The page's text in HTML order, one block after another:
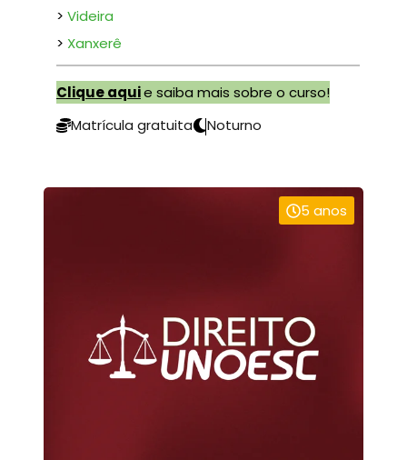
> Videira
> Xanxerê
Clique aquie saiba mais sobre o curso!
Matrícula gratuita
Noturno
5 anos